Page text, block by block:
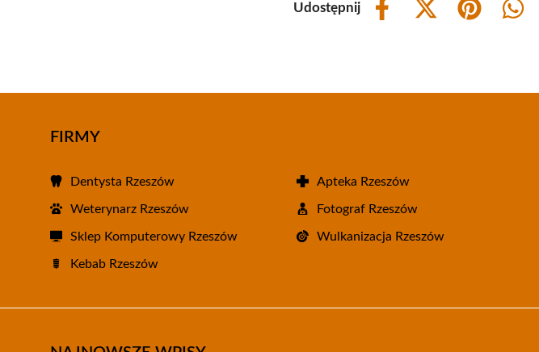
Udostępnij
Share
Share
Share
Share
FIRMY
Dentysta Rzeszów Apteka Rzeszów
Weterynarz Rzeszów Fotograf Rzeszów
Sklep Komputerowy Rzeszów Wulkanizacja Rzeszów
Kebab Rzeszów